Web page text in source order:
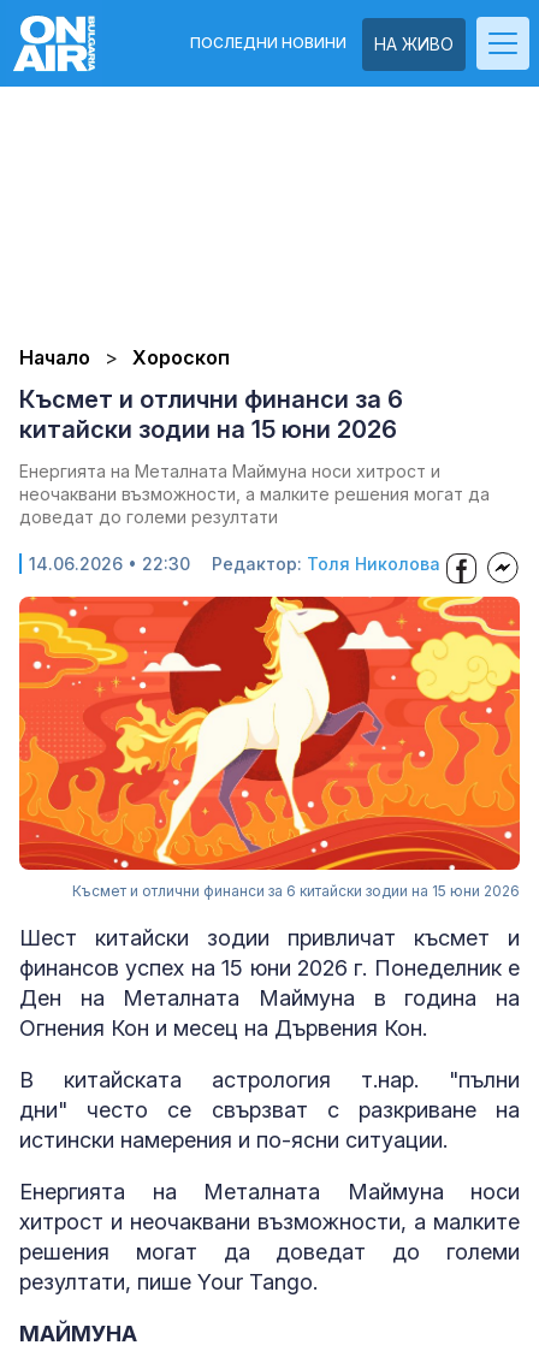
НА ЖИВО
ПОСЛЕДНИ НОВИНИ
Начало Хороскоп
Късмет и отлични финанси за 6
китайски зодии на 15 юни 2026
Енергията на Металната Маймуна носи хитрост и
неочаквани възможности, а малките решения могат да
доведат до големи резултати
14.06.2026 • 22:30 Редактор: Толя Николова
Късмет и отлични финанси за 6 китайски зодии на 15 юни 2026
Шест китайски зодии привличат късмет и
финансов успех на 15 юни 2026 г. Понеделник е
Ден на Металната Маймуна в година на
Огнения Кон и месец на Дървения Кон.
В китайската астрология т.нар. "пълни
дни" често се свързват с разкриване на
истински намерения и по-ясни ситуации.
Енергията на Металната Маймуна носи
хитрост и неочаквани възможности, а малките
решения могат да доведат до големи
резултати, пише Your Tango.
МАЙМУНА